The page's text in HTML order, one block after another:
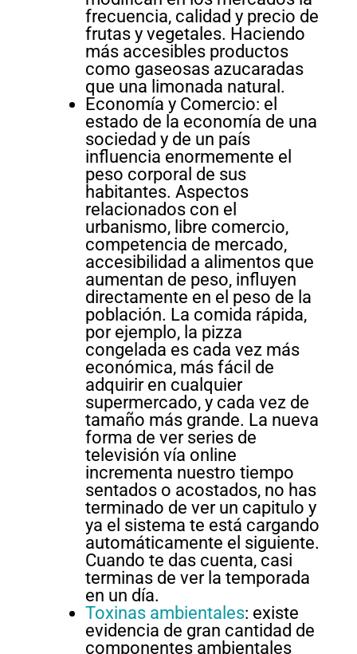
frecuencia, calidad y precio de
frutas y vegetales. Haciendo
más accesibles productos
como gaseosas azucaradas
que una limonada natural.
Economía y Comercio: el
estado de la economía de una
sociedad y de un país
influencia enormemente el
peso corporal de sus
habitantes. Aspectos
relacionados con el
urbanismo, libre comercio,
competencia de mercado,
accesibilidad a alimentos que
aumentan de peso, influyen
directamente en el peso de la
población. La comida rápida,
por ejemplo, la pizza
congelada es cada vez más
económica, más fácil de
adquirir en cualquier
supermercado, y cada vez de
tamaño más grande. La nueva
forma de ver series de
televisión vía online
incrementa nuestro tiempo
sentados o acostados, no has
terminado de ver un capitulo y
ya el sistema te está cargando
automáticamente el siguiente.
Cuando te das cuenta, casi
terminas de ver la temporada
en un día.
Toxinas ambientales: existe
evidencia de gran cantidad de
componentes ambientales